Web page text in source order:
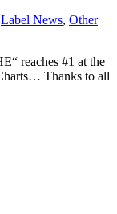
Label News, Other
reaches #1 at the
Thanks to all